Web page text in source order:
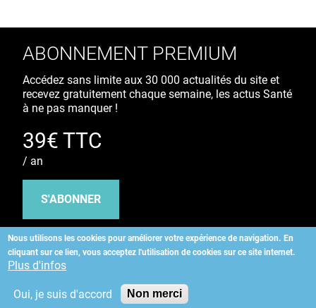
Nous utilisons les cookies pour améliorer votre expérience de navigation. En
cliquant sur ce lien, vous acceptez l'utilisation de cookies sur ce site internet.
Plus d'infos
Oui, je suis d'accord Non merci
ABONNEMENT PREMIUM
Accédez sans limite aux 30 000 actualités du site et
recevez gratuitement chaque semaine, les actus Santé
à ne pas manquer !
39€ TTC
/ an
S'ABONNER
Copyright©2026 ALLIEDHEALTH
KAURIWEB